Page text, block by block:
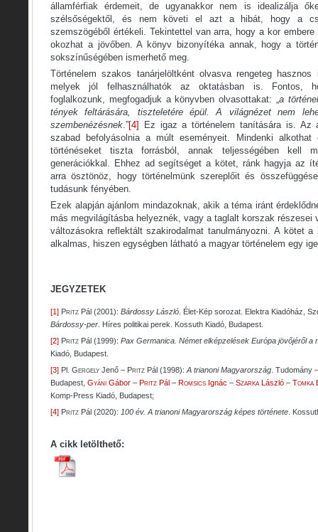
államférfiak érdemeit, de ugyanakkor nem is idealizálja
szélsőségektől, és nem követi el azt a hibát, hogy a
szemszögéből értékeli. Tekintettel van arra, hogy a kor
okozhat a jövőben. A könyv bizonyítéka annak, hogy a
sokszínűségében ismerhető meg.
Történelem szakos tanárjelöltként olvasva rengeteg hasznos
melyek jól felhasználhatók az oktatásban is. Fontos,
foglalkozunk, megfogadjuk a könyvben olvasottakat: „a
tények feltárására, tiszteletére épül. A világnézet nem
szembenézésnek.”[4]
Ez igaz a történelem tanítására is. Az
szabad befolyásolnia a múlt eseményeit. Mindenki
történéseket tiszta forrásból, annak teljességében kell
generációkkal. Ehhez ad segítséget a kötet, ránk hagyja az
arra ösztönöz, hogy történelmünk szereplőit és
tudásunk fényében.
Ezek alapján ajánlom mindazoknak, akik a téma iránt
más megvilágításba helyeznék, vagy a taglalt korszak részesei
változásokra reflektált szakirodalmat tanulmányozni. A kötet
alkalmas, hiszen egységben látható a magyar történelem egy
JEGYZETEK
[1] Pritz Pál (2001): Bárdossy László. Élet-Kép sorozat. Elektra Kiadóház,
Bárdossy-per. Híres politikai perek. Kossuth Kiadó, Budapest.
[2] Pritz Pál (1999): Pax Germanica. Német elképzelések Európa jövőjéről a
Kiadó, Budapest.
[3] Pl. Gergely Jenő – Pritz Pál (1998):A trianoni Magyarország. Tudomány
Budapest, Gyáni Gábor – Pritz Pál – Romsics Ignác – SzarkaLászló – Tomka
Komp-Press Kiadó, Budapest;
[4] Pritz Pál (2020): 100 év. A trianoni Magyarország képes története.
A cikk letölthető: